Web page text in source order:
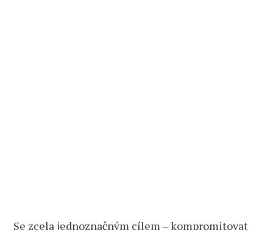
Se zcela jednoznačným cílem – kompromitovat